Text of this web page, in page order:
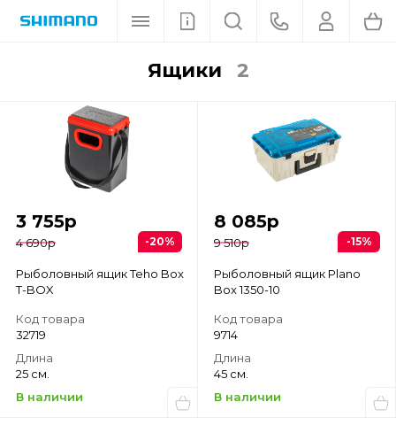
ящики 2
-20%
3 755р
4 690р
Рыболовный ящик Teho Box
T-BOX
Код товара
32719
Длина
25 см.
В наличии
-15%
8 085р
9 510р
Рыболовный ящик Plano
Box 1350-10
Код товара
9714
Длина
45 см.
В наличии